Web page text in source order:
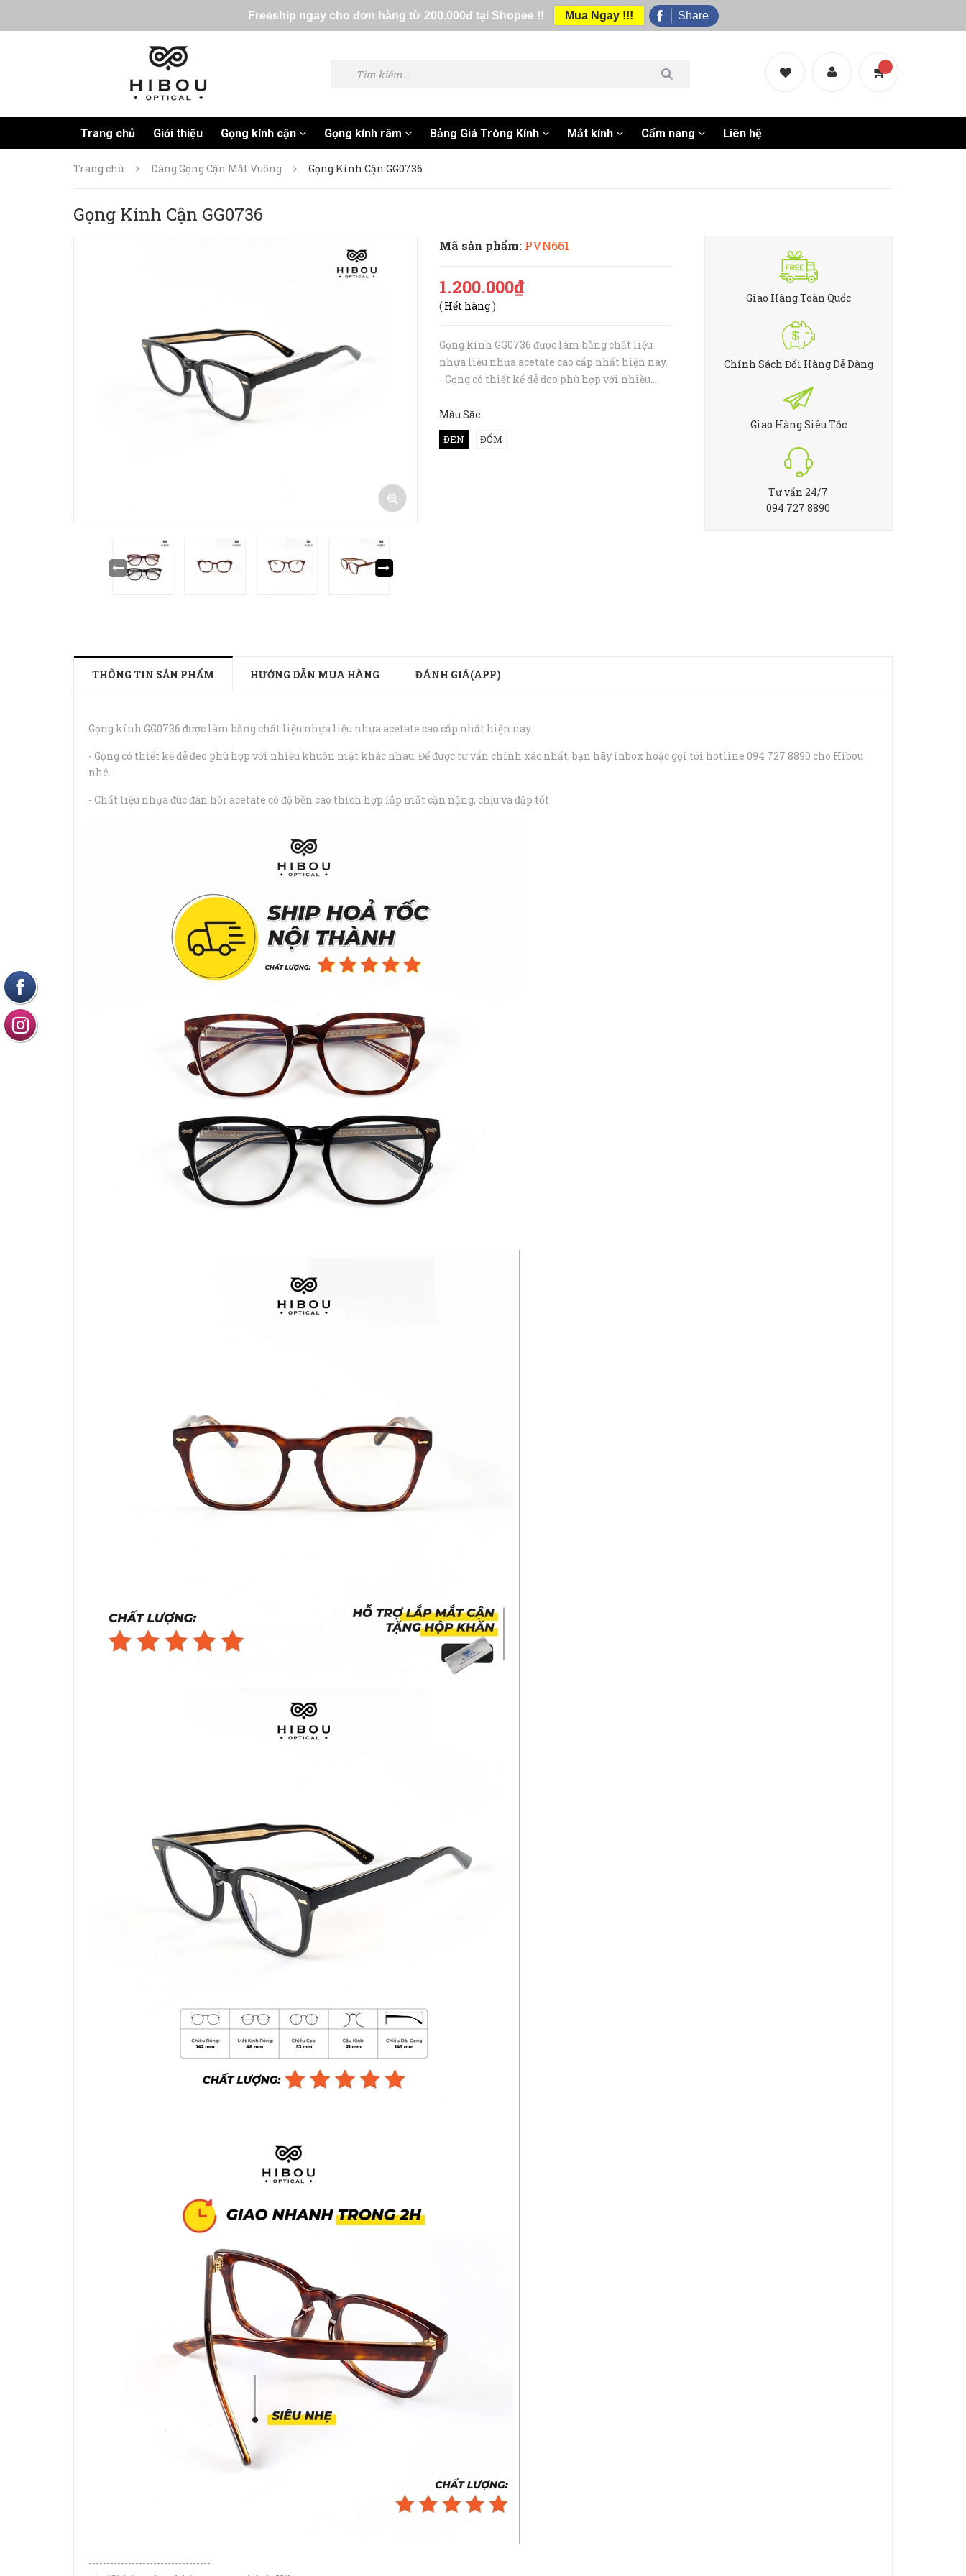
Trang chủ Giới thiệu Gọng kính cận Gọng kính râm Bảng Giá Tròng Kính Mắt kính Cẩm nang Liên hệ
Trang chủ Dáng Gọng Cận Mắt Vuông Gọng Kính Cận GG0736
Gọng Kính Cận GG0736
Mã sản phẩm: PVN661
1.200.000₫
(Hết hàng)
Gọng kính GG0736 được làm bằng chất liệu
nhựa liệu nhựa acetate cao cấp nhất hiện nay.
- Gọng có thiết kế dễ đeo phù hợp với nhiều
xác nhất, bạn hãy inbox hoặc gọi tới hotline
094 727 8890 cho Hibou nhé.&n...
Mầu Sắc
ĐEN ĐỐM
Giao Hàng Toàn Quốc
Chính Sách Đổi Hàng Dễ Dàng
Giao Hàng Siêu Tốc
Tư vấn 24/7
094 727 8890
THÔNG TIN SẢN PHẨM HƯỚNG DẪN MUA HÀNG ĐÁNH GIÁ(APP)
Gọng kính GG0736 được làm bằng chất liệu nhựa liệu nhựa acetate cao cấp nhất hiện nay.
- Gọng có thiết kế dễ đeo phù hợp với nhiều khuôn mặt khác nhau. Để được tư vấn chính xác nhất, bạn hãy inbox hoặc gọi tới hotline 094 727 8890 cho Hibou
nhé.
- Chất liệu nhựa đúc đàn hồi acetate có độ bền cao thích hợp lắp mắt cận nặng, chịu va đập tốt
----------------------------------
Freeship ngay cho đơn hàng từ 200.000đ tại Shopee !! Mua Ngay !!! Share